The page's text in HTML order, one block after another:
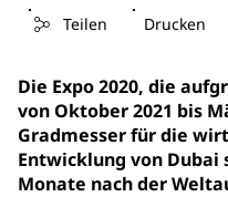
Teilen Drucken
Die Expo 2020, die
von Oktober 2021 bis
Gradmesser für die
Entwicklung von Dubai
Monate nach der